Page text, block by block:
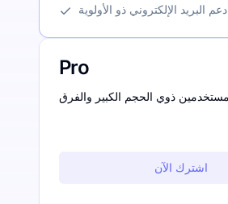
دعم البريد الإلكتروني ذو الأولوية
Pro
اشترك الآن